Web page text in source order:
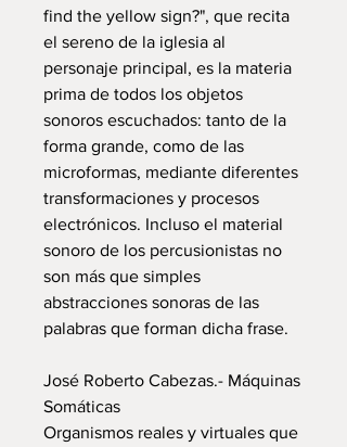
find the yellow sign?", que recita
el sereno de la iglesia al
personaje principal, es la materia
prima de todos los objetos
sonoros escuchados: tanto de la
forma grande, como de las
microformas, mediante diferentes
transformaciones y procesos
electrónicos. Incluso el material
sonoro de los percusionistas no
son más que simples
abstracciones sonoras de las
palabras que forman dicha frase.
José Roberto Cabezas.- Máquinas
Somáticas
Organismos reales y virtuales que